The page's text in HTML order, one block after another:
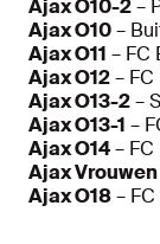
Ajax O10-2–
Ajax O10–
Ajax O11 – FC
Ajax O12–
Ajax O13-2–
Ajax O13-1 –
Ajax O14–
Ajax
Ajax O18–